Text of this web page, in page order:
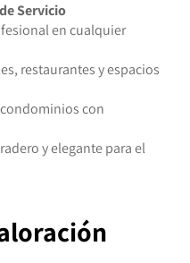
Servicio
en cualquier
restaurantes y espacios
con
y elegante para el